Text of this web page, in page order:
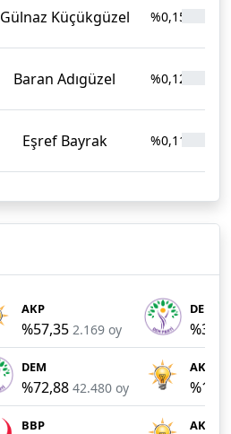
Gülnaz Küçükgüzel %0,15
Baran Adıgüzel %0,12
Eşref Bayrak %0,11
AKP
%57,35 2.169 oy
DEM
DEM
%72,88 42.480 oy
AKP
BBP AKP